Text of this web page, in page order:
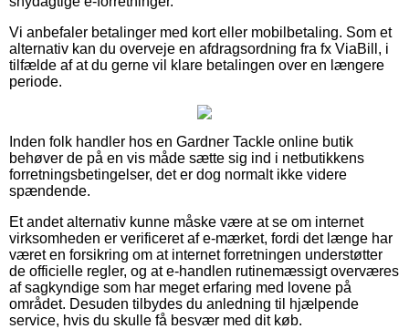
Vi anbefaler betalinger med kort eller mobilbetaling. Som et
alternativ kan du overveje en afdragsordning fra fx ViaBill, i
tilfælde af at du gerne vil klare betalingen over en længere
periode.
Inden folk handler hos en Gardner Tackle online butik
behøver de på en vis måde sætte sig ind i netbutikkens
forretningsbetingelser, det er dog normalt ikke videre
spændende.
Et andet alternativ kunne måske være at se om internet
virksomheden er verificeret af e-mærket, fordi det længe har
været en forsikring om at internet forretningen understøtter
de officielle regler, og at e-handlen rutinemæssigt overværes
af sagkyndige som har meget erfaring med lovene på
området. Desuden tilbydes du anledning til hjælpende
service, hvis du skulle få besvær med dit køb.